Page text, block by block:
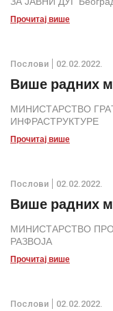
Прочитај више
Послови 02.02.2022.
Више радних
МИНИСТАРСТВО
ИНФРАСТРУКТУРЕ
Прочитај више
Послови 02.02.2022.
Више радних
МИНИСТАРСТВО
РАЗВОЈА
Прочитај више
Послови 02.02.2022.